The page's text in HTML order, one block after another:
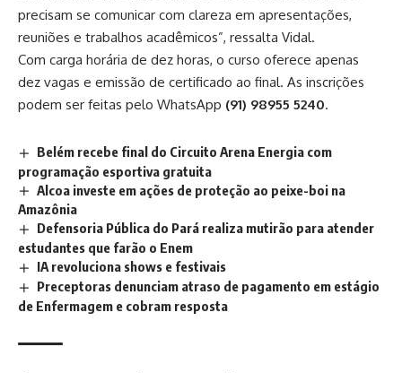
precisam se comunicar com clareza em apresentações,
reuniões e trabalhos acadêmicos”, ressalta Vidal.
Com carga horária de dez horas, o curso oferece apenas
dez vagas e emissão de certificado ao final. As inscrições
podem ser feitas pelo WhatsApp (91) 98955 5240.
Belém recebe final do Circuito Arena Energia com
programação esportiva gratuita
Alcoa investe em ações de proteção ao peixe-boi na
Amazônia
Defensoria Pública do Pará realiza mutirão para atender
estudantes que farão o Enem
IA revoluciona shows e festivais
Preceptoras denunciam atraso de pagamento em estágio
de Enfermagem e cobram resposta